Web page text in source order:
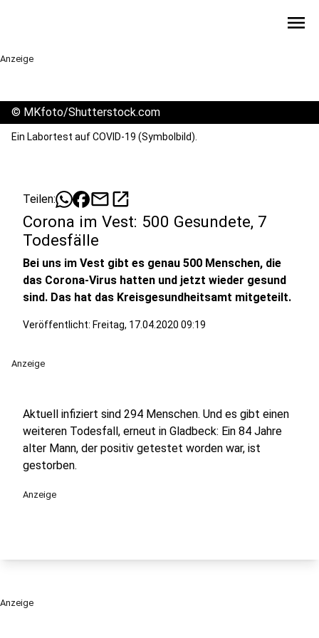
menu
Anzeige
© MKfoto/Shutterstock.com
Ein Labortest auf COVID-19 (Symbolbild).
Teilen: mailopen_in_new
Corona im Vest: 500 Gesundete, 7
Todesfälle
Bei uns im Vest gibt es genau 500 Menschen, die
das Corona-Virus hatten und jetzt wieder gesund
sind. Das hat das Kreisgesundheitsamt mitgeteilt.
Veröffentlicht: Freitag, 17.04.2020 09:19
Anzeige
Aktuell infiziert sind 294 Menschen. Und es gibt einen
weiteren Todesfall, erneut in Gladbeck: Ein 84 Jahre
alter Mann, der positiv getestet worden war, ist
gestorben.
Anzeige
Anzeige